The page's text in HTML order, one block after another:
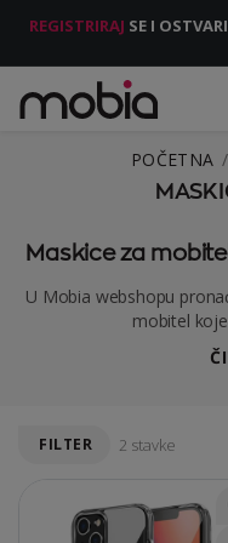
REGISTRIRAJ SE I
POČETNA
Maskice za
U Mobia webshopu
mobitel
FILTER 2 stavke